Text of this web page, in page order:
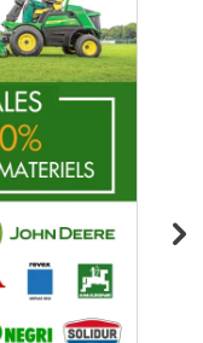
incendie
Incendie